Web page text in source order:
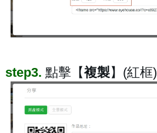
step3. 點擊【複製】(紅框)